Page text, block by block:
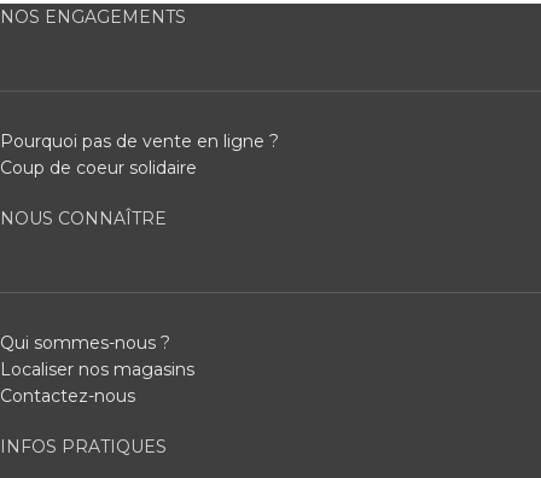
NOS ENGAGEMENTS
Pourquoi pas de vente en ligne ?
Coup de coeur solidaire
NOUS CONNAÎTRE
Qui sommes-nous ?
Localiser nos magasins
Contactez-nous
INFOS PRATIQUES